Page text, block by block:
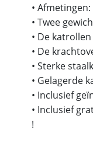
•
• Twee
• De
• De
• Sterke
• Gelagerde
• Inclusief
• Inclusief
!